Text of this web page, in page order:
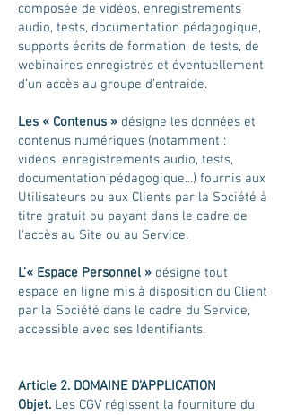
composée de vidéos, enregistrements
audio, tests, documentation pédagogique,
supports écrits de formation, de tests, de
webinaires enregistrés et éventuellement
d’un accès au groupe d’entraide.
Les « Contenus » désigne les données et
contenus numériques (notamment :
vidéos, enregistrements audio, tests,
documentation pédagogique...) fournis aux
Utilisateurs ou aux Clients par la Société à
titre gratuit ou payant dans le cadre de
l'accès au Site ou au Service.
L’« Espace Personnel » désigne tout
espace en ligne mis à disposition du Client
par la Société dans le cadre du Service,
accessible avec ses Identifiants.
Article 2. DOMAINE D’APPLICATION
Objet. Les CGV régissent la fourniture du